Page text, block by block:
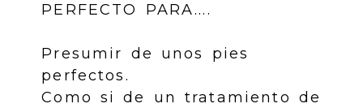
PERFECTO PARA....
Presumir de unos pies
perfectos.
Como si de un tratamiento de